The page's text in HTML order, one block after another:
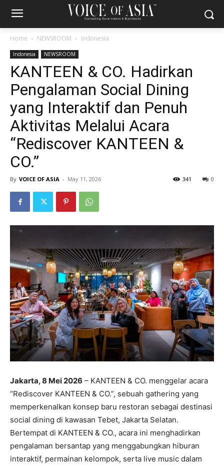
Home NEWSROOM Indonesia
Indonesia NEWSROOM
KANTEEN & CO. Hadirkan
Pengalaman Social Dining
yang Interaktif dan Penuh
Aktivitas Melalui Acara
“Rediscover KANTEEN &
CO.”
By VOICE OF ASIA - May 11, 2026 0
341
Jakarta, 8 Mei 2026 – KANTEEN & CO. menggelar acara
“Rediscover KANTEEN & CO.”, sebuah gathering yang
memperkenalkan konsep baru restoran sebagai destinasi
social dining di kawasan Tebet, Jakarta Selatan.
Bertempat di KANTEEN & CO., acara ini menghadirkan
pengalaman bersantap yang menggabungkan hiburan
interaktif, permainan kelompok, serta live music dalam